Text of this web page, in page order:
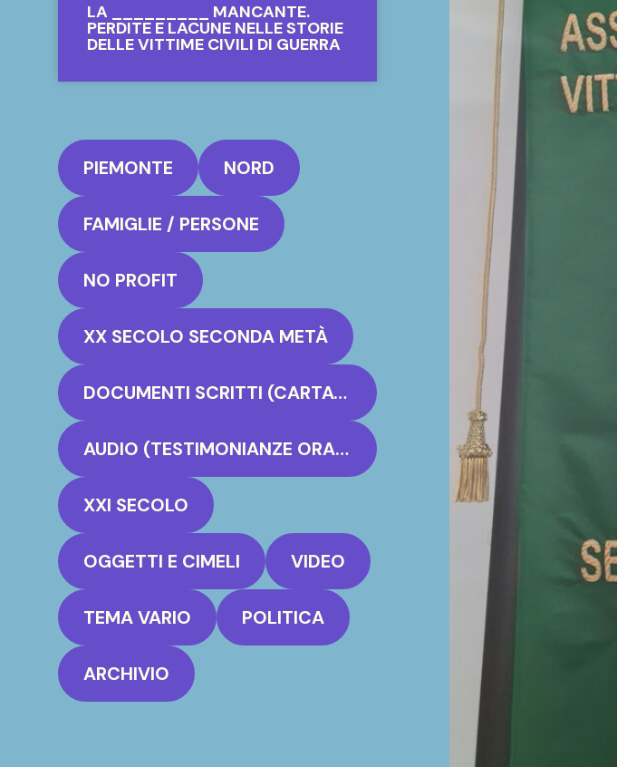
LA _________ MANCANTE.
PERDITE E LACUNE NELLE STORIE
DELLE VITTIME CIVILI DI GUERRA
PIEMONTE NORD
FAMIGLIE / PERSONE
NO PROFIT
XX SECOLO SECONDA METÀ
DOCUMENTI SCRITTI (CARTACEO, PERGAMENA)
AUDIO (TESTIMONIANZE ORALI)
XXI SECOLO
OGGETTI E CIMELI VIDEO
TEMA VARIO POLITICA
ARCHIVIO